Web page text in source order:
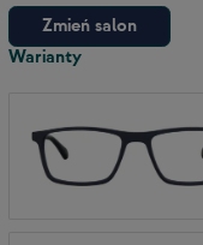
Zmień salon
Warianty